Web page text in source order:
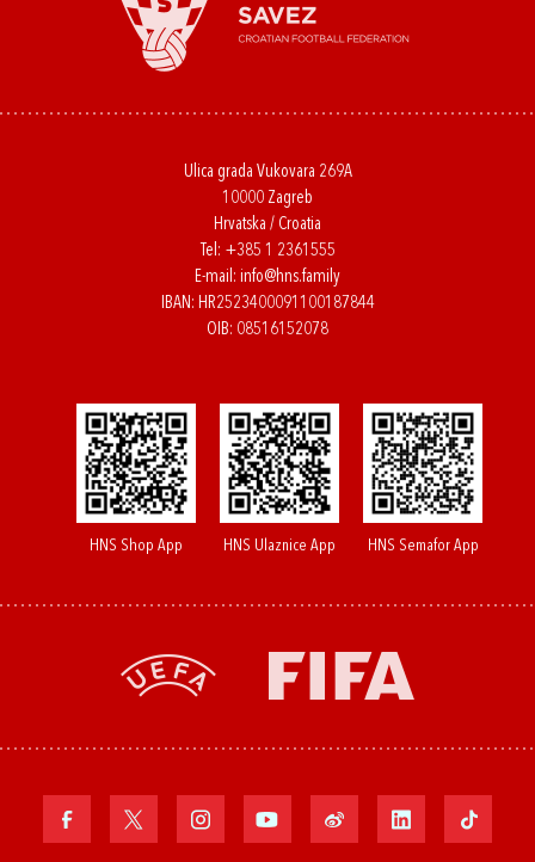
Ulica grada Vukovara 269A
10000 Zagreb
Hrvatska / Croatia
Tel: +385 1 2361555
E-mail: info@hns.family
IBAN: HR2523400091100187844
OIB: 08516152078
HNS Shop App HNS Ulaznice App HNS Semafor App